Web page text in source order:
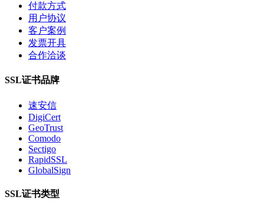
付款方式
用户协议
客户案例
发票开具
合作洽谈
SSL证书品牌
速安信
DigiCert
GeoTrust
Comodo
Sectigo
RapidSSL
GlobalSign
SSL证书类型